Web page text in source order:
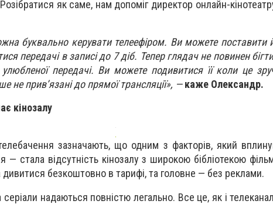
як саме, нам допоміг директор онлайн-
буквально керувати телеефіром. Ви можете поставити
передачі в записі до 7 діб. Тепер глядач не повинен
передачі. Ви можете подивитися її коли це
не прив’язані до прямої трансляції», —каже Олександр.
кінозалу
зазначають, що одним з факторів, який
— стала відсутність кінозалу з широкою бібліотекою
дивитися безкоштовно в тарифі, та головне — без реклами.
надаються повністю легально. Все це, як і